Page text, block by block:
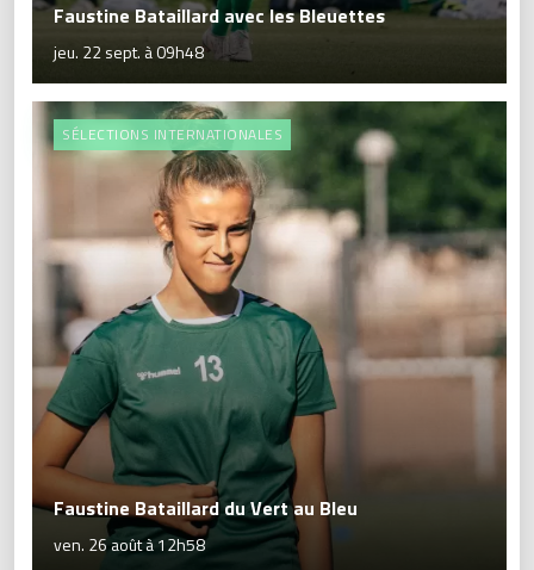
Faustine Bataillard avec les Bleuettes
jeu. 22 sept. à 09h48
SÉLECTIONS INTERNATIONALES
Faustine Bataillard du Vert au Bleu
ven. 26 août à 12h58